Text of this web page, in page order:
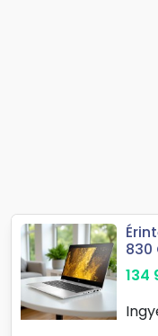
830
134